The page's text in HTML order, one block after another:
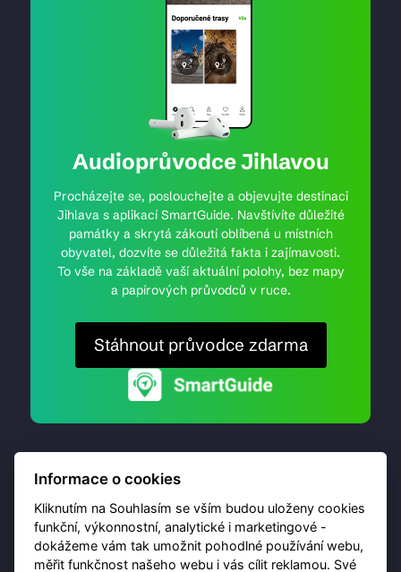
Audioprůvodce Jihlavou
Procházejte se, poslouchejte a objevujte destinaci
Jihlava s aplikací SmartGuide. Navštívíte důležité
památky a skrytá zákoutí oblíbená u místních
obyvatel, dozvíte se důležitá fakta i zajímavosti.
To vše na základě vaší aktuální polohy, bez mapy
a papírových průvodců v ruce.
Stáhnout průvodce zdarma
© 2026 Destinační portál provozujeBrána Jihlavy,
Informace o cookies
Kliknutím na Souhlasím se vším budou uloženy cookies
funkční, výkonnostní, analytické i marketingové -
dokážeme vám tak umožnit pohodlné používání webu,
měřit funkčnost našeho webu i vás cílit reklamou. Své